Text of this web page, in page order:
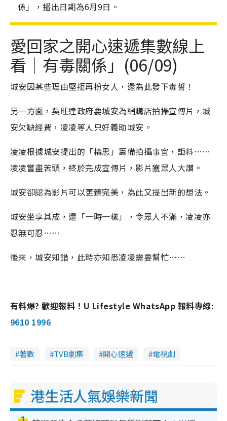
係」，播出日期為6月9日。
愛回家之開心速遞集數線上
看｜有毒關係」(06/09)
城安因某些理由堅拒再扮女人，還為此發下毒誓！
另一方面，吳旺達政府要城安為網購店拍攝宣傳片，城
安欠缺經費，凌凌等人只好義助城安。
凌凌根據城安提出的「構思」籌備拍攝事宜，詎料……
凌凌嘗盡苦頭，終於完成宣傳片，影片獲眾人大讚。
城安卻認為影片可以更臻完美，為此又提出新的想法。
城安坐享其成，還「一時一樣」，令眾人不滿，凌凌亦
忍無可忍……
後來，城安知錯，此時亦知悉凌凌需要幫忙……
有料爆? 歡迎報料！U Lifestyle WhatsApp 報料專線:
9610 1996
著數 TVB劇集 開心速遞 電視劇
港生活人氣娛樂新聞